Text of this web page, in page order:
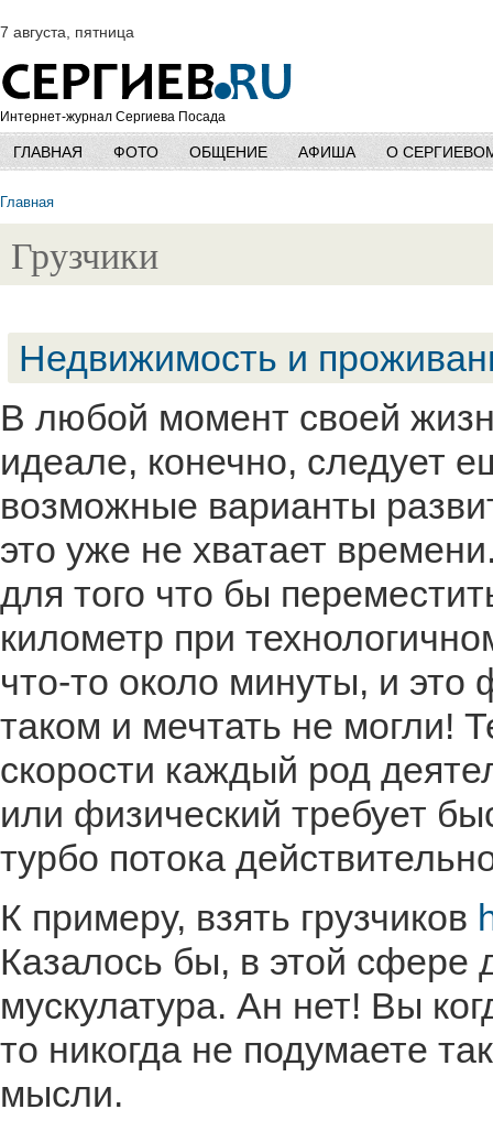
7 августа, пятница
Интернет-журнал Сергиева Посада
ГЛАВНАЯ ФОТО ОБЩЕНИЕ АФИША О
Главная
Грузчики
Недвижимость и
В любой момент своей
идеале, конечно, следует
возможные варианты
это уже не хватает
для того что бы
километр при
что-то около минуты, и
таком и мечтать не могли!
скорости каждый род
или физический требует
турбо потока
К примеру, взять грузчиков
Казалось бы, в этой сфере
мускулатура. Ан нет! Вы
то никогда не подумаете
мысли.